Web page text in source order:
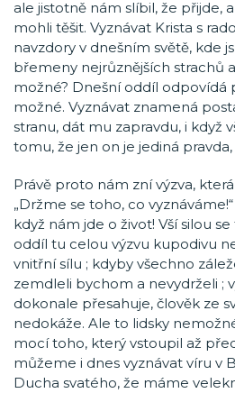
ale jistotně nám slíbil, že přijde,
mohli těšit. Vyznávat Krista s
navzdory v dnešním světě, kde
břemeny nejrůznějších strachů
možné? Dnešní oddíl odpovídá
možné. Vyznávat znamená
stranu, dát mu zapravdu, i když
tomu, že jen on je jediná pravda,
Právě proto nám zní výzva,
„Držme se toho, co
když nám jde o život! Vší silou
oddíl tu celou výzvu kupodivu
vnitřní sílu ; kdyby všechno
zemdleli bychom a nevydrželi ;
dokonale přesahuje, člověk ze
nedokáže. Ale to lidsky
mocí toho, který vstoupil až
můžeme i dnes vyznávat víru v
Ducha svatého, že máme